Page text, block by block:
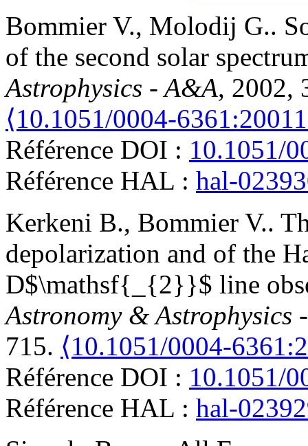
Bommier V., Molodij G..
of the second solar
Astrophysics - A&A, 2002,
⟨10.1051/0004-
Référence DOI : 10.1051/
Référence HAL : hal-
Kerkeni B., Bommier V..
depolarization and of the
D$\mathsf{_{2}}$ line
Astronomy & Astrophysics
715. ⟨10.1051/0004-
Référence DOI : 10.1051/
Référence HAL : hal-